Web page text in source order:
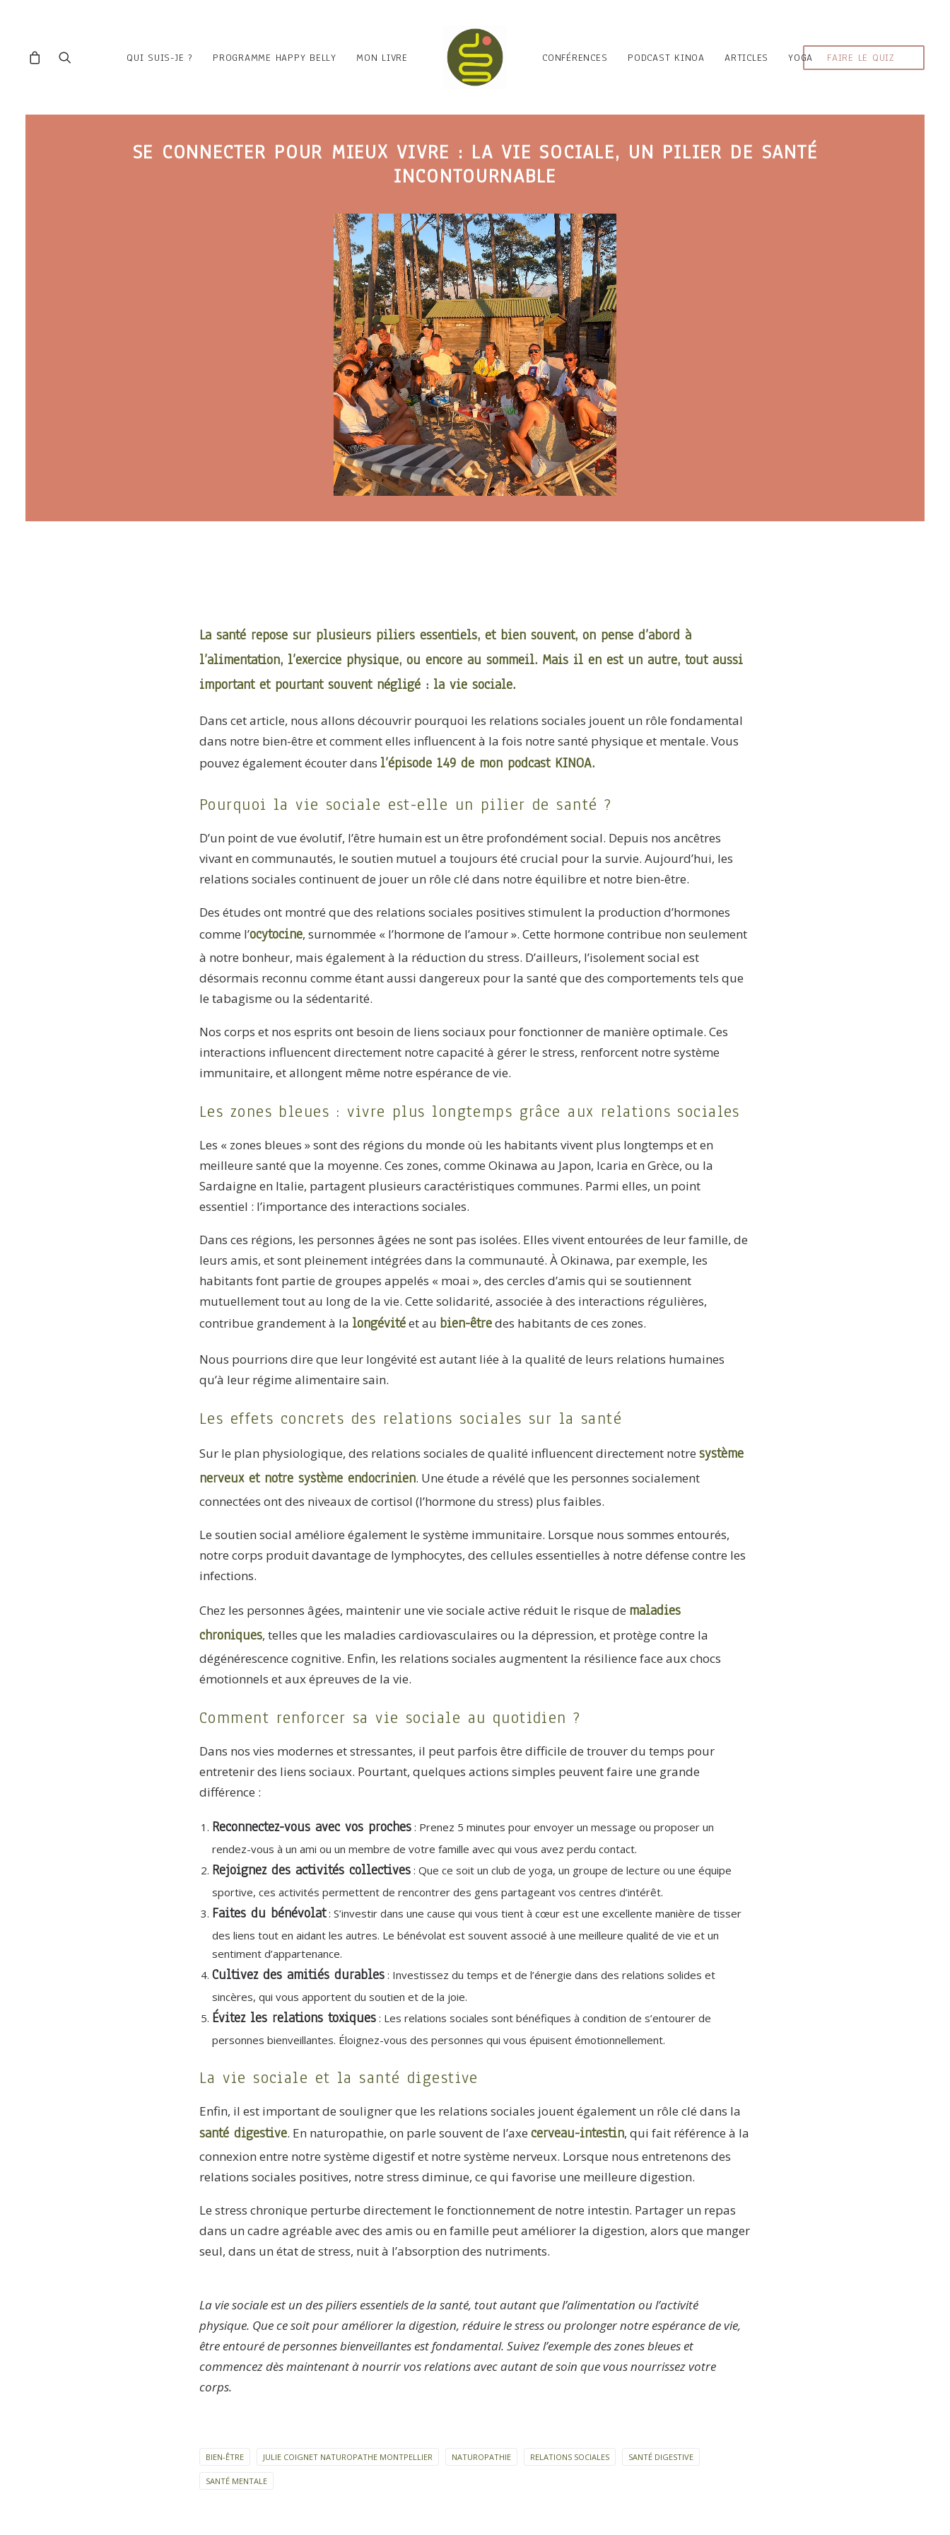
FAIRE LE QUIZ
QUI SUIS-JE ? PROGRAMME HAPPY BELLY MON LIVRE CONFÉRENCES PODCAST KINOA ARTICLES YOGA
SE CONNECTER POUR MIEUX VIVRE : LA VIE SOCIALE, UN PILIER DE SANTÉ
INCONTOURNABLE
La santé repose sur plusieurs piliers essentiels, et bien souvent, on pense d’abord à
l’alimentation, l’exercice physique, ou encore au sommeil. Mais il en est un autre, tout aussi
important et pourtant souvent négligé : la vie sociale.
Dans cet article, nous allons découvrir pourquoi les relations sociales jouent un rôle fondamental
dans notre bien-être et comment elles influencent à la fois notre santé physique et mentale. Vous
pouvez également écouter dans l’épisode 149 de mon podcast KINOA.
Pourquoi la vie sociale est-elle un pilier de santé ?
D’un point de vue évolutif, l’être humain est un être profondément social. Depuis nos ancêtres
vivant en communautés, le soutien mutuel a toujours été crucial pour la survie. Aujourd’hui, les
relations sociales continuent de jouer un rôle clé dans notre équilibre et notre bien-être.
Des études ont montré que des relations sociales positives stimulent la production d’hormones
comme l’ocytocine, surnommée « l’hormone de l’amour ». Cette hormone contribue non seulement
à notre bonheur, mais également à la réduction du stress. D’ailleurs, l’isolement social est
désormais reconnu comme étant aussi dangereux pour la santé que des comportements tels que
le tabagisme ou la sédentarité.
Nos corps et nos esprits ont besoin de liens sociaux pour fonctionner de manière optimale. Ces
interactions influencent directement notre capacité à gérer le stress, renforcent notre système
immunitaire, et allongent même notre espérance de vie.
Les zones bleues : vivre plus longtemps grâce aux relations sociales
Les « zones bleues » sont des régions du monde où les habitants vivent plus longtemps et en
meilleure santé que la moyenne. Ces zones, comme Okinawa au Japon, Icaria en Grèce, ou la
Sardaigne en Italie, partagent plusieurs caractéristiques communes. Parmi elles, un point
essentiel : l’importance des interactions sociales.
Dans ces régions, les personnes âgées ne sont pas isolées. Elles vivent entourées de leur famille, de
leurs amis, et sont pleinement intégrées dans la communauté. À Okinawa, par exemple, les
habitants font partie de groupes appelés « moai », des cercles d’amis qui se soutiennent
mutuellement tout au long de la vie. Cette solidarité, associée à des interactions régulières,
contribue grandement à la longévitéet au bien-êtredes habitants de ces zones.
Nous pourrions dire que leur longévité est autant liée à la qualité de leurs relations humaines
qu’à leur régime alimentaire sain.
Les effets concrets des relations sociales sur la santé
Sur le plan physiologique, des relations sociales de qualité influencent directement notre système
nerveux et notre système endocrinien. Une étude a révélé que les personnes socialement
connectées ont des niveaux de cortisol (l’hormone du stress) plus faibles.
Le soutien social améliore également le système immunitaire. Lorsque nous sommes entourés,
notre corps produit davantage de lymphocytes, des cellules essentielles à notre défense contre les
infections.
Chez les personnes âgées, maintenir une vie sociale active réduit le risque de maladies
chroniques, telles que les maladies cardiovasculaires ou la dépression, et protège contre la
dégénérescence cognitive. Enfin, les relations sociales augmentent la résilience face aux chocs
émotionnels et aux épreuves de la vie.
Comment renforcer sa vie sociale au quotidien ?
Dans nos vies modernes et stressantes, il peut parfois être difficile de trouver du temps pour
entretenir des liens sociaux. Pourtant, quelques actions simples peuvent faire une grande
différence :
Reconnectez-vous avec vos proches : Prenez 5 minutes pour envoyer un message ou proposer un
rendez-vous à un ami ou un membre de votre famille avec qui vous avez perdu contact.
Rejoignez des activités collectives : Que ce soit un club de yoga, un groupe de lecture ou une équipe
sportive, ces activités permettent de rencontrer des gens partageant vos centres d’intérêt.
Faites du bénévolat: S’investir dans une cause qui vous tient à cœur est une excellente manière de tisser
des liens tout en aidant les autres. Le bénévolat est souvent associé à une meilleure qualité de vie et un
sentiment d’appartenance.
Cultivez des amitiés durables : Investissez du temps et de l’énergie dans des relations solides et
sincères, qui vous apportent du soutien et de la joie.
Évitez les relations toxiques : Les relations sociales sont bénéfiques à condition de s’entourer de
personnes bienveillantes. Éloignez-vous des personnes qui vous épuisent émotionnellement.
La vie sociale et la santé digestive
Enfin, il est important de souligner que les relations sociales jouent également un rôle clé dans la
santé digestive. En naturopathie, on parle souvent de l’axe cerveau-intestin, qui fait référence à la
connexion entre notre système digestif et notre système nerveux. Lorsque nous entretenons des
relations sociales positives, notre stress diminue, ce qui favorise une meilleure digestion.
Le stress chronique perturbe directement le fonctionnement de notre intestin. Partager un repas
dans un cadre agréable avec des amis ou en famille peut améliorer la digestion, alors que manger
seul, dans un état de stress, nuit à l’absorption des nutriments.
La vie sociale est un des piliers essentiels de la santé, tout autant que l’alimentation ou l’activité
physique. Que ce soit pour améliorer la digestion, réduire le stress ou prolonger notre espérance de vie,
être entouré de personnes bienveillantes est fondamental. Suivez l’exemple des zones bleues et
commencez dès maintenant à nourrir vos relations avec autant de soin que vous nourrissez votre
corps.
BIEN-ÊTRE JULIE COIGNET NATUROPATHE MONTPELLIER NATUROPATHIE RELATIONS SOCIALES SANTÉ DIGESTIVE
SANTÉ MENTALE